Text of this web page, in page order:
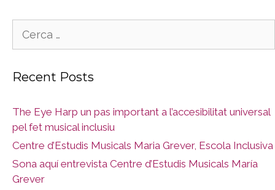
Recent Posts
The Eye Harp un pas important a l’accesibilitat universal
pel fet musical inclusiu
Centre d’Estudis Musicals Maria Grever, Escola Inclusiva
Sona aquí entrevista Centre d’Estudis Musicals María
Grever